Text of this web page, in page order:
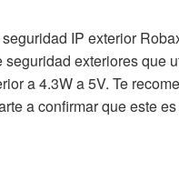
IP exterior
exteriores
a 4.3W a 5V. Te
a confirmar que este